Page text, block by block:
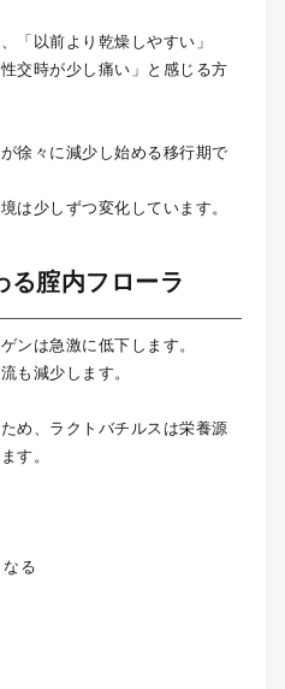
「以前より乾燥しやすい」
交時が少し痛い」と感じる方
徐々に減少し始める移行期で
は少しずつ変化しています。
る腟内フローラ
ンは急激に低下します。
も減少します。
め、ラクトバチルスは栄養源
す。
る